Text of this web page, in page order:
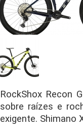
RockShox Recon
sobre raízes e
exigente. Shimano